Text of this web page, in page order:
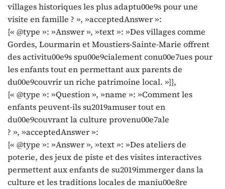
villages historiques les plus adaptu00e9s pour une
visite en famille ? », »acceptedAnswer »:
{« @type »: »Answer », »text »: »Des villages comme
Gordes, Lourmarin et Moustiers-Sainte-Marie offrent
des activitu00e9s spu00e9cialement conu00e7ues pour
les enfants tout en permettant aux parents de
du00e9couvrir un riche patrimoine local. »}},
{« @type »: »Question », »name »: »Comment les
enfants peuvent-ils su2019amuser tout en
du00e9couvrant la culture provenu00e7ale
? », »acceptedAnswer »:
{« @type »: »Answer », »text »: »Des ateliers de
poterie, des jeux de piste et des visites interactives
permettent aux enfants de su2019immerger dans la
culture et les traditions locales de maniu00e8re